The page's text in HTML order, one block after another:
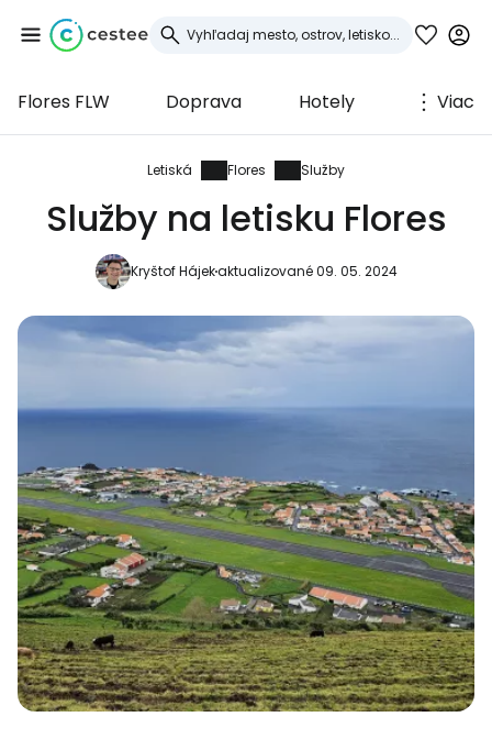
Flores FLW Doprava Hotely Viac
Letiská Flores Služby
Služby na letisku Flores
Kryštof Hájekaktualizované 09. 05. 2024
Prihláste sa do
služby Cestee
... celosvetovej komunity cestovateľov
Pokračovať s e-mailom